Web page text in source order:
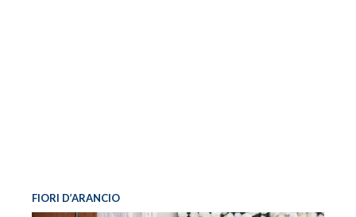
FIORI D’ARANCIO